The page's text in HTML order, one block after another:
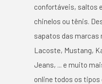
confortáveis, saltos
chinelos ou tênis.
sapatos das
Lacoste, Mustang,
Jeans, ... e muito
online todos os tipos